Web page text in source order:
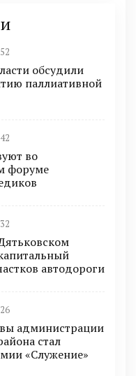
обсудили
паллиативной
во
форуме
автодороги
администрации
стал
«Служение»